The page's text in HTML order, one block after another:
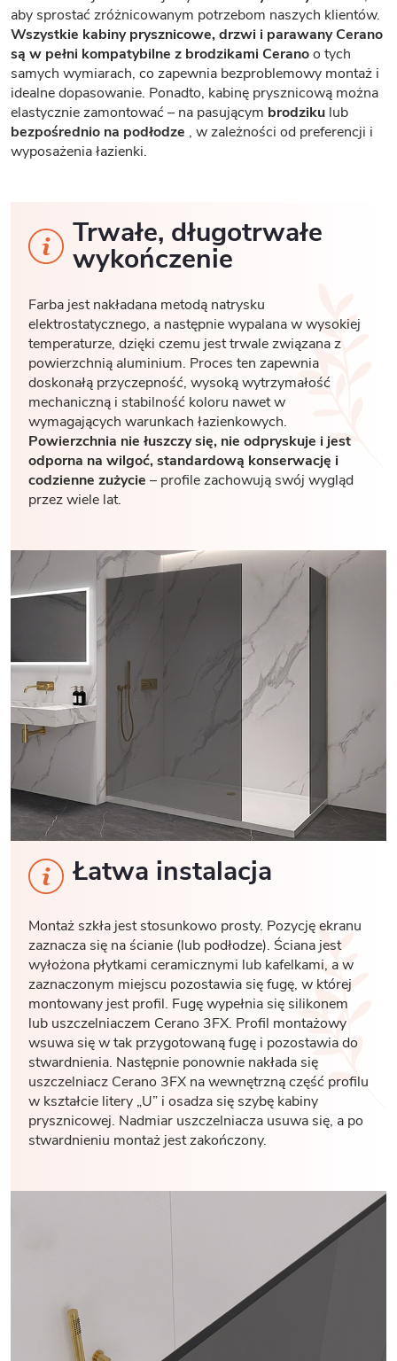
aby sprostać zróżnicowanym potrzebom naszych klientów.
Wszystkie kabiny prysznicowe, drzwi i parawany Cerano
są w pełni kompatybilne z brodzikami Ceranoo tych
samych wymiarach, co zapewnia bezproblemowy montaż i
idealne dopasowanie. Ponadto, kabinę prysznicową można
elastycznie zamontować – na pasującym brodziku lub
bezpośrednio na podłodze , w zależności od preferencji i
wyposażenia łazienki.
Trwałe, długotrwałe
wykończenie
Farba jest nakładana metodą natrysku
elektrostatycznego, a następnie wypalana w wysokiej
temperaturze, dzięki czemu jest trwale związana z
powierzchnią aluminium. Proces ten zapewnia
doskonałą przyczepność, wysoką wytrzymałość
mechaniczną i stabilność koloru nawet w
wymagających warunkach łazienkowych.
Powierzchnia nie łuszczy się, nie odpryskuje i jest
odporna na wilgoć, standardową konserwację i
codzienne zużycie – profile zachowują swój wygląd
przez wiele lat.
Łatwa instalacja
Montaż szkła jest stosunkowo prosty. Pozycję ekranu
zaznacza się na ścianie (lub podłodze). Ściana jest
wyłożona płytkami ceramicznymi lub kafelkami, a w
zaznaczonym miejscu pozostawia się fugę, w której
montowany jest profil. Fugę wypełnia się silikonem
lub uszczelniaczem Cerano 3FX. Profil montażowy
wsuwa się w tak przygotowaną fugę i pozostawia do
stwardnienia. Następnie ponownie nakłada się
uszczelniacz Cerano 3FX na wewnętrzną część profilu
w kształcie litery „U” i osadza się szybę kabiny
prysznicowej. Nadmiar uszczelniacza usuwa się, a po
stwardnieniu montaż jest zakończony.